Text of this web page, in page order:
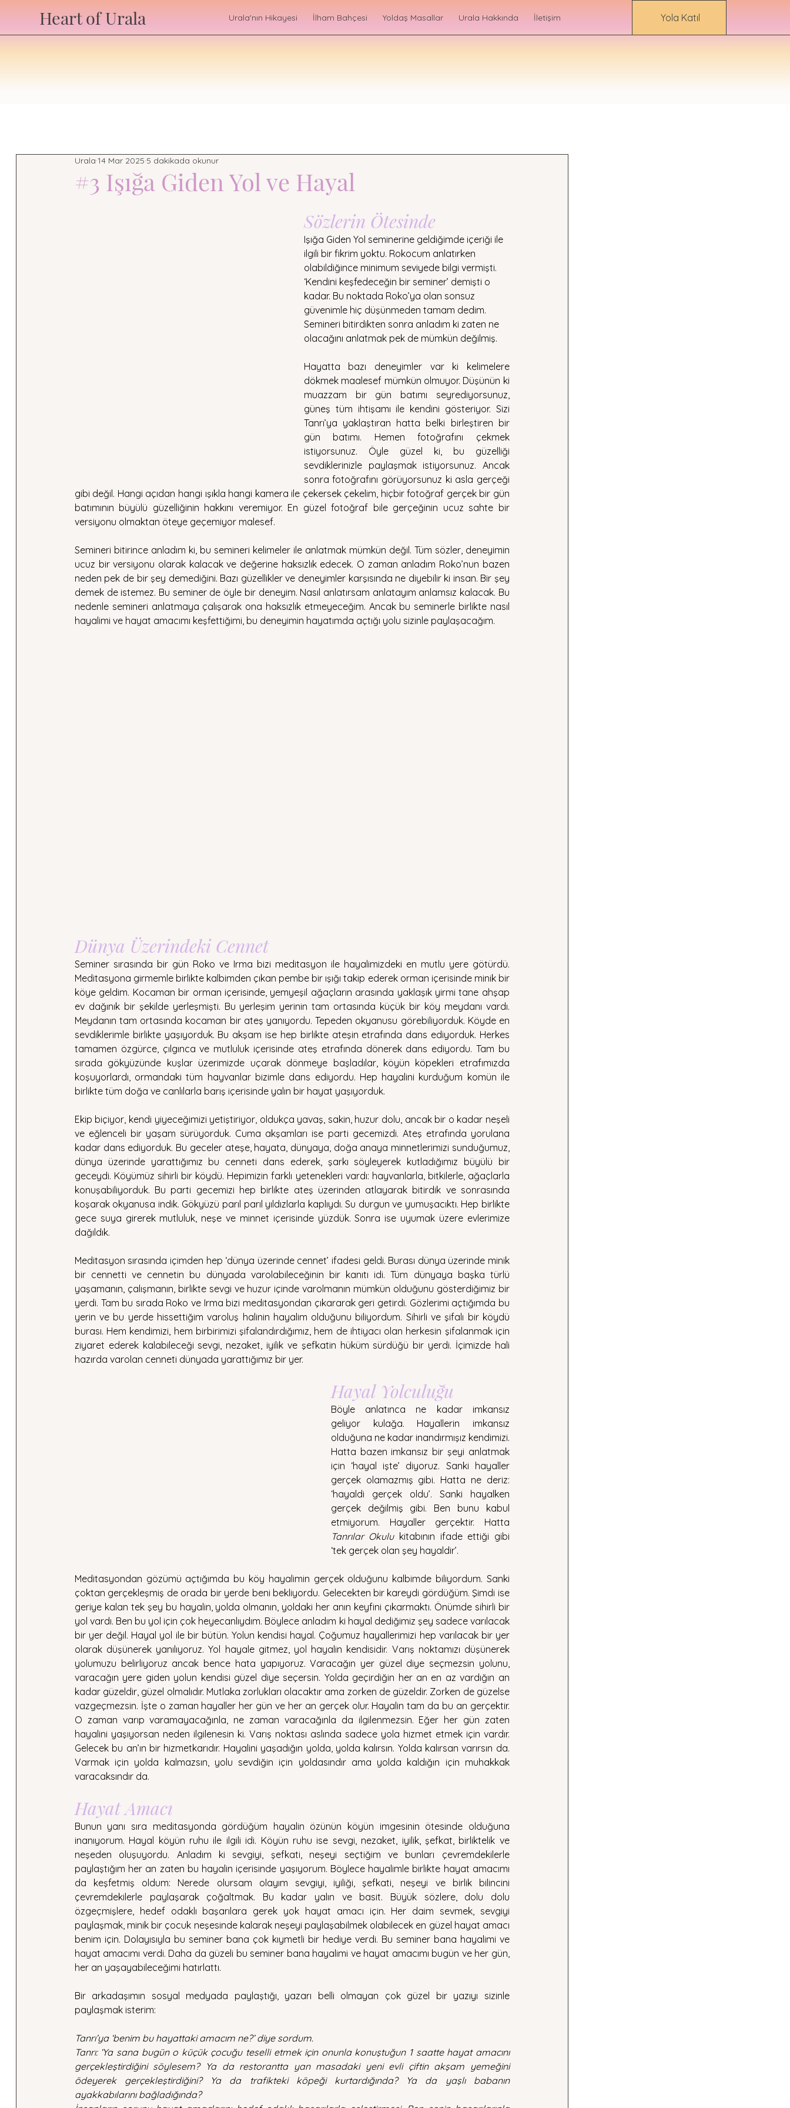
Heart of Urala Urala'nın Hikayesi İlham Bahçesi Yoldaş Masallar Urala Hakkında İletişim Yola Katıl
#3 Işığa Giden Yol ve Hayal
Urala 14 Mar 2025 5 dakikada okunur
Sözlerin Ötesinde
Işığa Giden Yol seminerine geldiğimde içeriği ile
ilgili bir fikrim yoktu. Rokocum anlatırken
olabildiğince minimum seviyede bilgi vermişti.
‘Kendini keşfedeceğin bir seminer’ demişti o
kadar. Bu noktada Roko’ya olan sonsuz
güvenimle hiç düşünmeden tamam dedim.
Semineri bitirdikten sonra anladım ki zaten ne
olacağını anlatmak pek de mümkün değilmiş.
Hayatta bazı deneyimler var ki kelimelere
dökmek maalesef mümkün olmuyor. Düşünün ki
muazzam bir gün batımı seyrediyorsunuz,
güneş tüm ihtişamı ile kendini gösteriyor. Sizi
Tanrı’ya yaklaştıran hatta belki birleştiren bir
gün batımı. Hemen fotoğrafını çekmek
istiyorsunuz. Öyle güzel ki, bu güzelliği
sevdiklerinizle paylaşmak istiyorsunuz. Ancak
sonra fotoğrafını görüyorsunuz ki asla gerçeği
gibi değil. Hangi açıdan hangi ışıkla hangi kamera ile çekersek çekelim, hiçbir fotoğraf gerçek bir gün
batımının büyülü güzelliğinin hakkını veremiyor. En güzel fotoğraf bile gerçeğinin ucuz sahte bir
versiyonu olmaktan öteye geçemiyor malesef.
Semineri bitirince anladım ki, bu semineri kelimeler ile anlatmak mümkün değil. Tüm sözler, deneyimin
ucuz bir versiyonu olarak kalacak ve değerine haksızlık edecek. O zaman anladım Roko’nun bazen
neden pek de bir şey demediğini. Bazı güzellikler ve deneyimler karşısında ne diyebilir ki insan. Bir şey
demek de istemez. Bu seminer de öyle bir deneyim. Nasıl anlatırsam anlatayım anlamsız kalacak. Bu
nedenle semineri anlatmaya çalışarak ona haksızlık etmeyeceğim. Ancak bu seminerle birlikte nasıl
hayalimi ve hayat amacımı keşfettiğimi, bu deneyimin hayatımda açtığı yolu sizinle paylaşacağım.
Dünya Üzerindeki Cennet
Seminer sırasında bir gün Roko ve Irma bizi meditasyon ile hayalimizdeki en mutlu yere götürdü.
Meditasyona girmemle birlikte kalbimden çıkan pembe bir ışığı takip ederek orman içerisinde minik bir
köye geldim. Kocaman bir orman içerisinde, yemyeşil ağaçların arasında yaklaşık yirmi tane ahşap
ev dağınık bir şekilde yerleşmişti. Bu yerleşim yerinin tam ortasında küçük bir köy meydanı vardı.
Meydanın tam ortasında kocaman bir ateş yanıyordu. Tepeden okyanusu görebiliyorduk. Köyde en
sevdiklerimle birlikte yaşıyorduk. Bu akşam ise hep birlikte ateşin etrafında dans ediyorduk. Herkes
tamamen özgürce, çılgınca ve mutluluk içerisinde ateş etrafında dönerek dans ediyordu. Tam bu
sırada gökyüzünde kuşlar üzerimizde uçarak dönmeye başladılar, köyün köpekleri etrafımızda
koşuyorlardı, ormandaki tüm hayvanlar bizimle dans ediyordu. Hep hayalini kurduğum komün ile
birlikte tüm doğa ve canlılarla barış içerisinde yalın bir hayat yaşıyorduk.
Ekip biçiyor, kendi yiyeceğimizi yetiştiriyor, oldukça yavaş, sakin, huzur dolu, ancak bir o kadar neşeli
ve eğlenceli bir yaşam sürüyorduk. Cuma akşamları ise parti gecemizdi. Ateş etrafında yorulana
kadar dans ediyorduk. Bu geceler ateşe, hayata, dünyaya, doğa anaya minnetlerimizi sunduğumuz,
dünya üzerinde yarattığımız bu cenneti dans ederek, şarkı söyleyerek kutladığımız büyülü bir
geceydi. Köyümüz sihirli bir köydü. Hepimizin farklı yetenekleri vardı: hayvanlarla, bitkilerle, ağaçlarla
konuşabiliyorduk. Bu parti gecemizi hep birlikte ateş üzerinden atlayarak bitirdik ve sonrasında
koşarak okyanusa indik. Gökyüzü parıl parıl yıldızlarla kaplıydı. Su durgun ve yumuşacıktı. Hep birlikte
gece suya girerek mutluluk, neşe ve minnet içerisinde yüzdük. Sonra ise uyumak üzere evlerimize
dağıldık.
Meditasyon sırasında içimden hep ‘dünya üzerinde cennet’ ifadesi geldi. Burası dünya üzerinde minik
bir cennetti ve cennetin bu dünyada varolabileceğinin bir kanıtı idi. Tüm dünyaya başka türlü
yaşamanın, çalışmanın, birlikte sevgi ve huzur içinde varolmanın mümkün olduğunu gösterdiğimiz bir
yerdi. Tam bu sırada Roko ve Irma bizi meditasyondan çıkararak geri getirdi. Gözlerimi açtığımda bu
yerin ve bu yerde hissettiğim varoluş halinin hayalim olduğunu biliyordum. Sihirli ve şifalı bir köydü
burası. Hem kendimizi, hem birbirimizi şifalandırdığımız, hem de ihtiyacı olan herkesin şifalanmak için
ziyaret ederek kalabileceği sevgi, nezaket, iyilik ve şefkatin hüküm sürdüğü bir yerdi. İçimizde hali
hazırda varolan cenneti dünyada yarattığımız bir yer.
Hayal Yolculuğu
Böyle anlatınca ne kadar imkansız
geliyor kulağa. Hayallerin imkansız
olduğuna ne kadar inandırmışız kendimizi.
Hatta bazen imkansız bir şeyi anlatmak
için ‘hayal işte’ diyoruz. Sanki hayaller
gerçek olamazmış gibi. Hatta ne deriz:
‘hayaldi gerçek oldu’. Sanki hayalken
gerçek değilmiş gibi. Ben bunu kabul
Tanrılar Okulu kitabının ifade ettiği gibi
‘tek gerçek olan şey hayaldir’.
Meditasyondan gözümü açtığımda bu köy hayalimin gerçek olduğunu kalbimde biliyordum. Sanki
çoktan gerçekleşmiş de orada bir yerde beni bekliyordu. Gelecekten bir kareydi gördüğüm. Şimdi ise
geriye kalan tek şey bu hayalin, yolda olmanın, yoldaki her anın keyfini çıkarmaktı. Önümde sihirli bir
yol vardı. Ben bu yol için çok heyecanlıydım. Böylece anladım ki hayal dediğimiz şey sadece varılacak
bir yer değil. Hayal yol ile bir bütün. Yolun kendisi hayal. Çoğumuz hayallerimizi hep varılacak bir yer
olarak düşünerek yanılıyoruz. Yol hayale gitmez, yol hayalin kendisidir. Varış noktamızı düşünerek
yolumuzu belirliyoruz ancak bence hata yapıyoruz. Varacağın yer güzel diye seçmezsin yolunu,
varacağın yere giden yolun kendisi güzel diye seçersin. Yolda geçirdiğin her an en az vardığın an
kadar güzeldir, güzel olmalıdır. Mutlaka zorlukları olacaktır ama zorken de güzeldir. Zorken de güzelse
vazgeçmezsin. İşte o zaman hayaller her gün ve her an gerçek olur. Hayalin tam da bu an gerçektir.
O zaman varıp varamayacağınla, ne zaman varacağınla da ilgilenmezsin. Eğer her gün zaten
hayalini yaşıyorsan neden ilgilenesin ki. Varış noktası aslında sadece yola hizmet etmek için vardır.
Gelecek bu an’ın bir hizmetkarıdır. Hayalini yaşadığın yolda, yolda kalırsın. Yolda kalırsan varırsın da.
Varmak için yolda kalmazsın, yolu sevdiğin için yoldasındır ama yolda kaldığın için muhakkak
varacaksındır da.
Hayat Amacı
Bunun yanı sıra meditasyonda gördüğüm hayalin özünün köyün imgesinin ötesinde olduğuna
inanıyorum. Hayal köyün ruhu ile ilgili idi. Köyün ruhu ise sevgi, nezaket, iyilik, şefkat, birliktelik ve
neşeden oluşuyordu. Anladım ki sevgiyi, şefkati, neşeyi seçtiğim ve bunları çevremdekilerle
paylaştığım her an zaten bu hayalin içerisinde yaşıyorum. Böylece hayalimle birlikte hayat amacımı
da keşfetmiş oldum: Nerede olursam olayım sevgiyi, iyiliği, şefkati, neşeyi ve birlik bilincini
çevremdekilerle paylaşarak çoğaltmak. Bu kadar yalın ve basit. Büyük sözlere, dolu dolu
özgeçmişlere, hedef odaklı başarılara gerek yok hayat amacı için. Her daim sevmek, sevgiyi
paylaşmak, minik bir çocuk neşesinde kalarak neşeyi paylaşabilmek olabilecek en güzel hayat amacı
benim için. Dolayısıyla bu seminer bana çok kıymetli bir hediye verdi. Bu seminer bana hayalimi ve
hayat amacımı verdi. Daha da güzeli bu seminer bana hayalimi ve hayat amacımı bugün ve her gün,
her an yaşayabileceğimi hatırlattı.
Bir arkadaşımın sosyal medyada paylaştığı, yazarı belli olmayan çok güzel bir yazıyı sizinle
paylaşmak isterim:
Tanrı’ya ‘benim bu hayattaki amacım ne?’ diye sordum.
Tanrı: ‘Ya sana bugün o küçük çocuğu teselli etmek için onunla konuştuğun 1 saatte hayat amacını
gerçekleştirdiğini söylesem? Ya da restorantta yan masadaki yeni evli çiftin akşam yemeğini
ödeyerek gerçekleştirdiğini? Ya da trafikteki köpeği kurtardığında? Ya da yaşlı babanın
ayakkabılarını bağladığında?